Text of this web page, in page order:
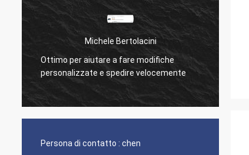
Michele Bertolacini
Ottimo per aiutare a fare modifiche
personalizzate e spedire velocemente
Persona di contatto : chen